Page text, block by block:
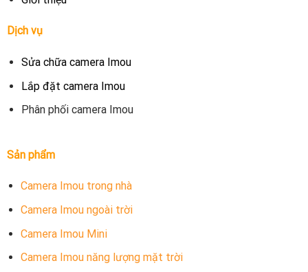
Dịch vụ
Sửa chữa camera Imou
Lắp đặt camera Imou
Phân phối camera Imou
Sản phẩm
Camera Imou trong nhà
Camera Imou ngoài trời
Camera Imou Mini
Camera Imou năng lượng mặt trời